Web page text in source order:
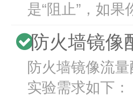
是“阻止”，如果
防火墙镜像
防火墙镜像流
实验需求如下